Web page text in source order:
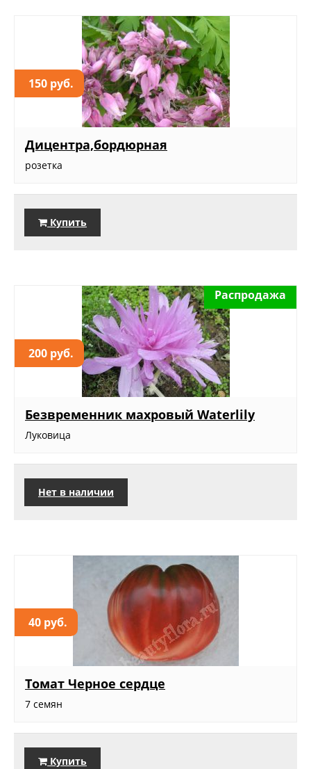
150 руб.
Дицентра,бордюрная
розетка
Купить
200 руб.
Распродажа
Безвременник махровый Waterlily
Луковица
Нет в наличии
40 руб.
Томат Черное сердце
7 семян
Купить